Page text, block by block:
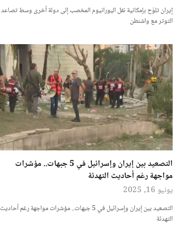
إيران تلوّح بإمكانية نقل اليورانيوم المخصب إلى دولة أخرى وسط تصاعد
التوتر مع واشنطن
التصعيد بين إيران وإسرائيل في 5 جبهات.. مؤشرات
مواجهة رغم أحاديث التهدئة
يونيو 16, 2025
التصعيد بين إيران وإسرائيل في 5 جبهات.. مؤشرات مواجهة رغم أحاديث
التهدئة